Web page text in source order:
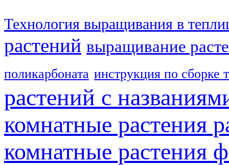
Технология выращивания в
растений выращивание
поликарбоната инструкция по сборке
растений с
комнатные растения
комнатные растения